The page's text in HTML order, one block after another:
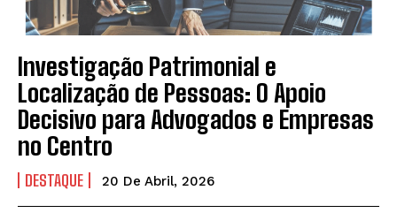
Investigação Patrimonial e
Localização de Pessoas: O Apoio
Decisivo para Advogados e Empresas
no Centro
DESTAQUE 20 De Abril, 2026